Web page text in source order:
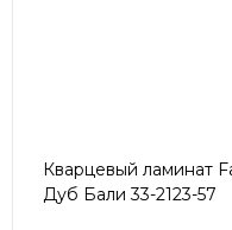
Кварцевый ламинат
Дуб Бали 33-2123-57